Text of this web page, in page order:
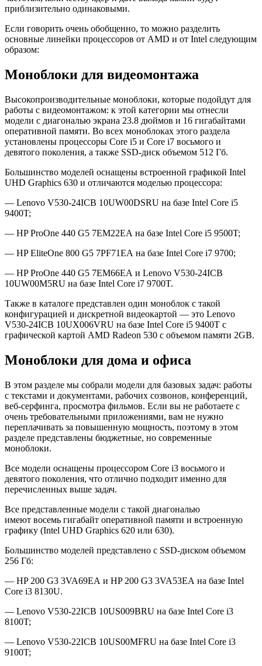
приблизительно одинаковыми.
Если говорить очень обобщенно, то можно разделить
основные линейки процессоров от AMD и от Intel следующим
образом:
Моноблоки для видеомонтажа
Высокопроизводительные моноблоки, которые подойдут для
работы с видеомонтажом: к этой категории мы отнесли
модели с диагональю экрана 23.8 дюймов и 16 гигабайтами
оперативной памяти. Во всех моноблоках этого раздела
установлены процессоры Core i5 и Core i7 восьмого и
девятого поколения, а также SSD-диск объемом 512 Гб.
Большинство моделей оснащены встроенной графикой Intel
UHD Graphics 630 и отличаются моделью процессора:
— Lenovo V530-24ICB 10UW00DSRU на базе Intel Core i5
9400T;
— HP ProOne 440 G5 7EM22EA на базе Intel Core i5 9500T;
— HP EliteOne 800 G5 7PF71EA на базе Intel Core i7 9700;
— HP ProOne 440 G5 7EM66EA и Lenovo V530-24ICB
10UW00M5RU на базе Intel Core i7 9700T.
Также в каталоге представлен один моноблок с такой
конфигурацией и дискретной видеокартой — это Lenovo
V530-24ICB 10UX006VRU на базе Intel Core i5 9400T с
графической картой AMD Radeon 530 с объемом памяти 2GB.
Моноблоки для дома и офиса
В этом разделе мы собрали модели для базовых задач: работы
с текстами и документами, рабочих созвонов, конференций,
веб-серфинга, просмотра фильмов. Если вы не работаете с
очень требовательными приложениями, вам не нужно
переплачивать за повышенную мощность, поэтому в этом
разделе представлены бюджетные, но современные
моноблоки.
Все модели оснащены процессором Core i3 восьмого и
девятого поколения, что отлично подходит именно для
перечисленных выше задач.
Все представленные модели с такой диагональю
имеют восемь гигабайт оперативной памяти и встроенную
графику (Intel UHD Graphics 620 или 630).
Большинство моделей представлено с SSD-диском объемом
256 Гб:
— HP 200 G3 3VA69EA и HP 200 G3 3VA53EA на базе Intel
Core i3 8130U.
— Lenovo V530-22ICB 10US009BRU на базе Intel Core i3
8100T;
— Lenovo V530-22ICB 10US00MFRU на базе Intel Core i3
9100T;